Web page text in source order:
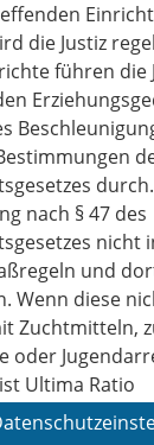
die Justiz
führen die
nach § 47 des
nicht
und
Wenn diese
Zuchtmitteln,
oder
Ultima Ratio